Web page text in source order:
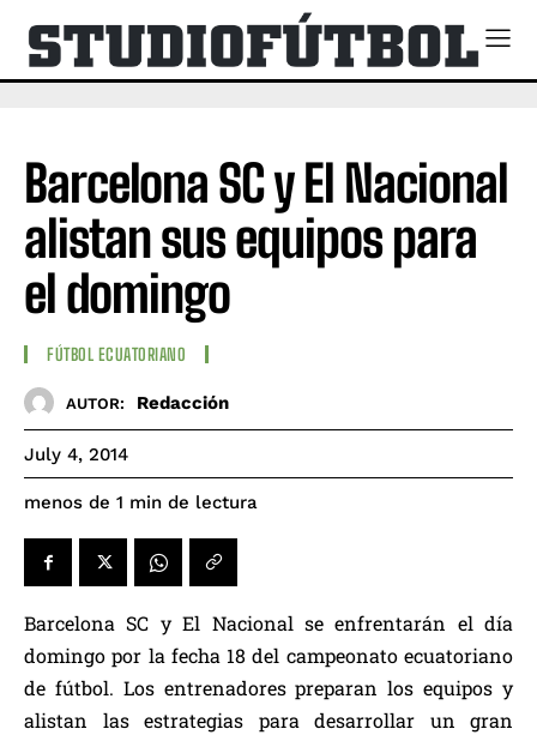
Barcelona SC y El Nacional
alistan sus equipos para
el domingo
FÚTBOL ECUATORIANO
AUTOR: Redacción
July 4, 2014
menos de 1 min de lectura
Barcelona SC y El Nacional se enfrentarán el día
domingo por la fecha 18 del campeonato ecuatoriano
de fútbol. Los entrenadores preparan los equipos y
alistan las estrategias para desarrollar un gran